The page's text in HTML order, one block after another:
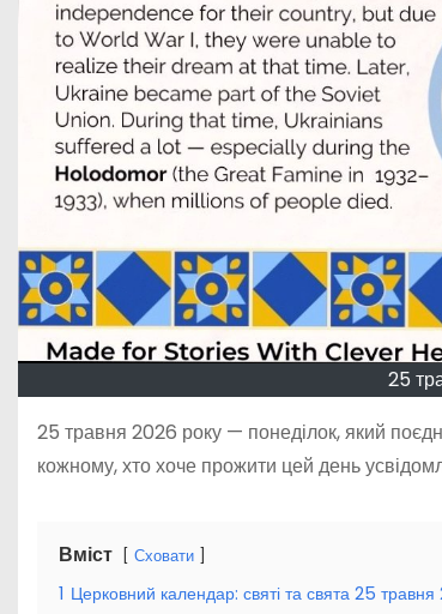
25
25 травня 2026 року — понеділок, який
кожному, хто хоче прожити цей день
Вміст Сховати
1 Церковний календар: святі та свята 25